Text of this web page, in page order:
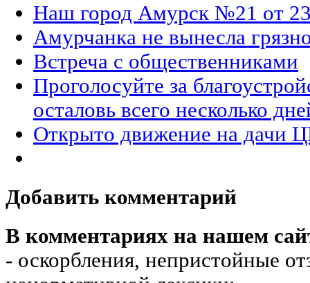
Наш город Амурск №21 от
Амурчанка не вынесла
Встреча с общественниками
Проголосуйте за
осталовь всего несколько
Открыто движение на дачи
Добавить комментарий
В комментариях на нашем
- оскорбления, непристойные